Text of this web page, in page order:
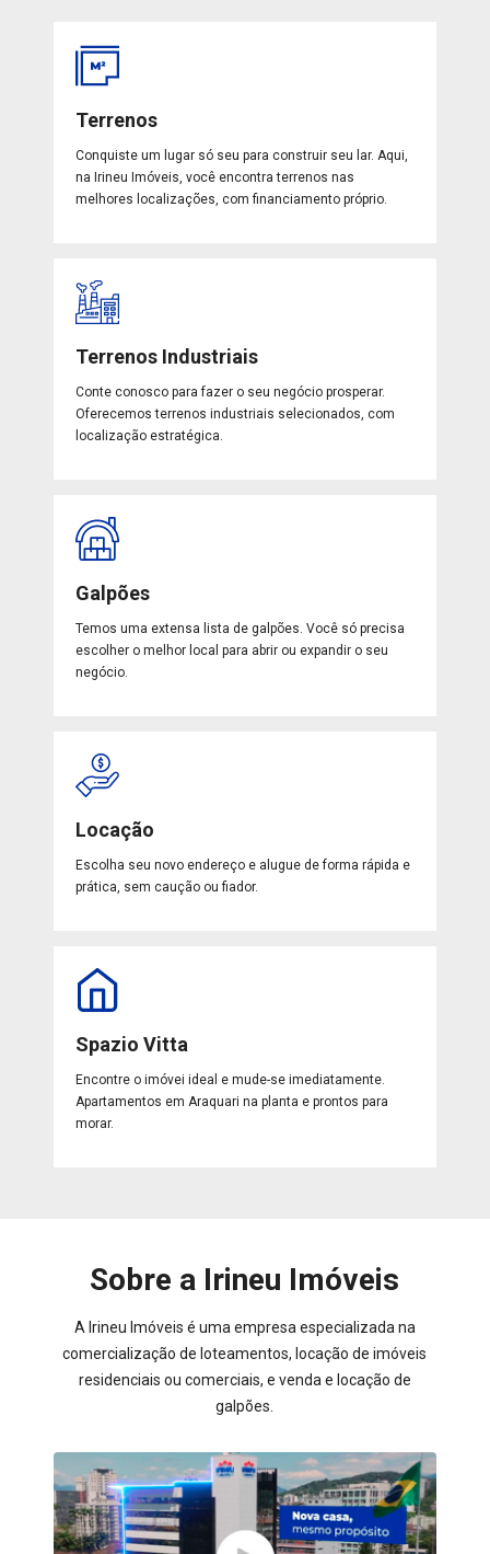
Terrenos
Conquiste um lugar só seu para construir seu lar. Aqui,
na Irineu Imóveis, você encontra terrenos nas
melhores localizações, com financiamento próprio.
Terrenos Industriais
Conte conosco para fazer o seu negócio prosperar.
Oferecemos terrenos industriais selecionados, com
localização estratégica.
Galpões
Temos uma extensa lista de galpões. Você só precisa
escolher o melhor local para abrir ou expandir o seu
negócio.
Locação
Escolha seu novo endereço e alugue de forma rápida e
prática, sem caução ou fiador.
Spazio Vitta
Encontre o imóvei ideal e mude-se imediatamente.
Apartamentos em Araquari na planta e prontos para
morar.
Sobre a Irineu Imóveis
A Irineu Imóveis é uma empresa especializada na
comercialização de loteamentos, locação de imóveis
residenciais ou comerciais, e venda e locação de
galpões.